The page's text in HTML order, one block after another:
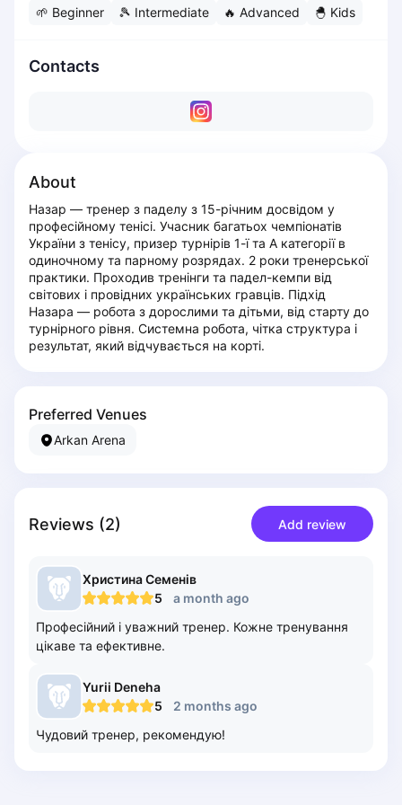
Dabrowa Gornicza
Katowice
Kielce
Kościerzyna
Krakow
Legionowo
Lodz
Lublin
Nowy Sącz
Piaseczno
Rzeszow
Stalowa Wola
Szczecin
Torun
Trabki Wielkie
Warsaw
Wroclaw
🌱 Beginner 🎾 Intermediate 🔥 Advanced 🐣 Kids
Contacts
About
Назар — тренер з паделу з 15-річним досвідом у
професійному тенісі. Учасник багатьох чемпіонатів
України з тенісу, призер турнірів 1-ї та А категорії в
одиночному та парному розрядах. 2 роки тренерської
практики. Проходив тренінги та падел-кемпи від
світових і провідних українських гравців. Підхід
Назара — робота з дорослими та дітьми, від старту до
турнірного рівня. Системна робота, чітка структура і
результат, який відчувається на корті.
Preferred Venues
Arkan Arena
Reviews (2) Add review
ХристинаСеменів
5
a month ago
Професійний і уважний тренер. Кожне тренування
цікаве та ефективне.
Yurii Deneha
5
2 months ago
Чудовий тренер, рекомендую!